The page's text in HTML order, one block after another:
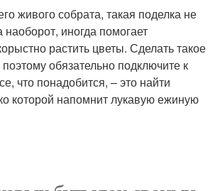
живого собрата, такая поделка не
наоборот, иногда помогает
растить цветы. Сделать такое
поэтому обязательно подключите к
что понадобится, – это найти
которой напомнит лукавую ежиную